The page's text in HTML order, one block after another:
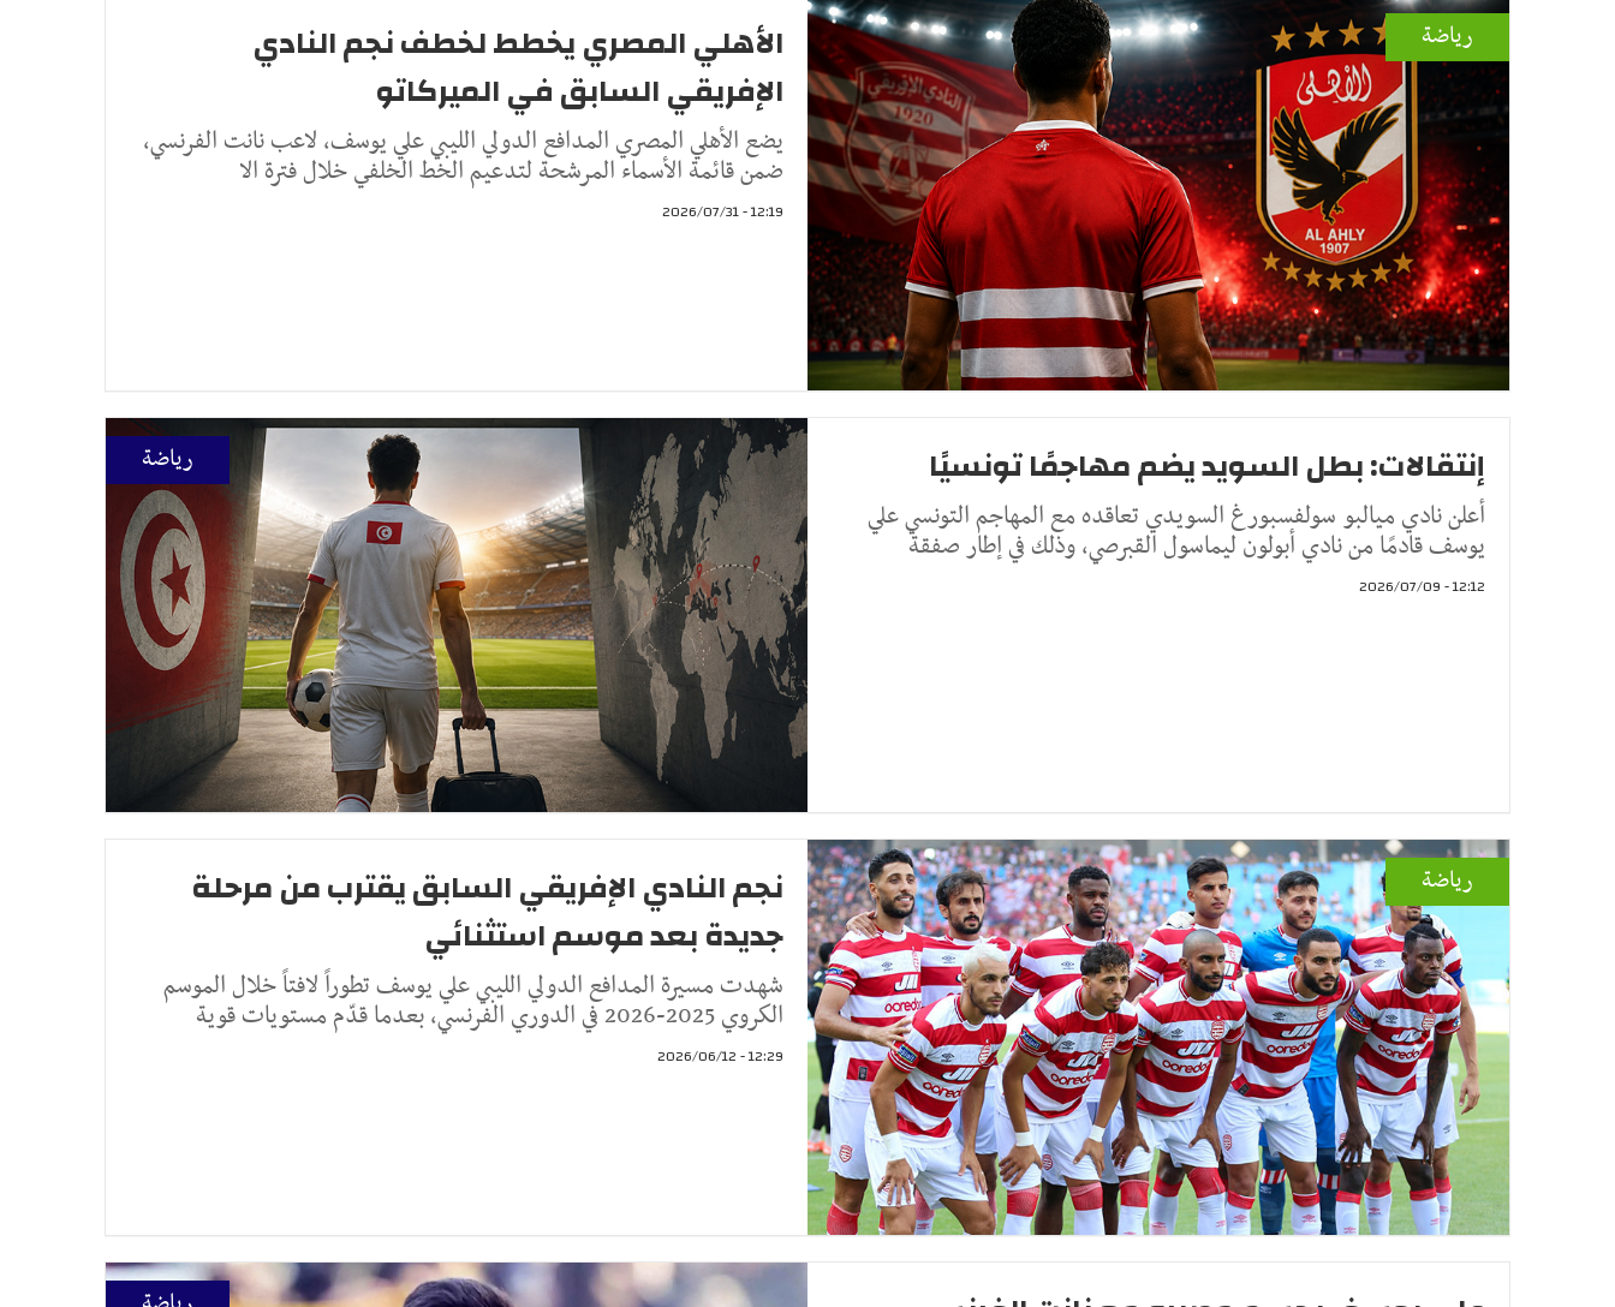
رياضة
الأهلي المصري يخطط لخطف نجم النادي
الإفريقي السابق في الميركاتو
يضع الأهلي المصري المدافع الدولي الليبي علي يوسف، لاعب نانت الفرنسي،
ضمن قائمة الأسماء المرشحة لتدعيم الخط الخلفي خلال فترة الا
12:19 - 2026/07/31
رياضة إنتقالات: بطل السويد يضم مهاجمًا تونسيًا
أعلن نادي ميالبو سولفسبورغ السويدي تعاقده مع المهاجم التونسي علي
يوسف قادمًا من نادي أبولون ليماسول القبرصي، وذلك في إطار صفقة
12:12 - 2026/07/09
رياضة
نجم النادي الإفريقي السابق يقترب من مرحلة
جديدة بعد موسم استثنائي
شهدت مسيرة المدافع الدولي الليبي علي يوسف تطوراً لافتاً خلال الموسم
الكروي 2025-2026 في الدوري الفرنسي، بعدما قدّم مستويات قوية
12:29 - 2026/06/12